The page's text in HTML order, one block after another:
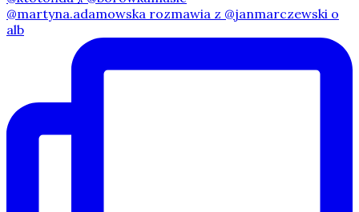
@martyna.adamowska rozmawia z @janmarczewski o
alb